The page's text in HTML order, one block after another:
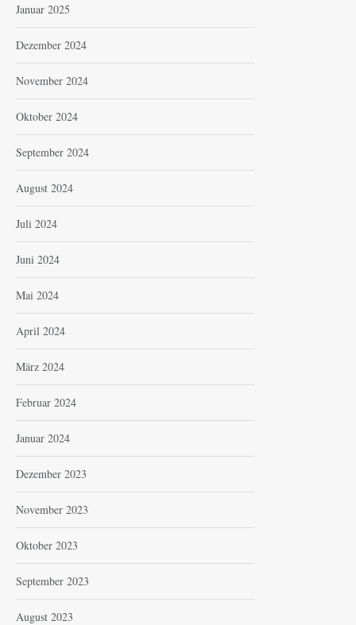
Januar 2025
Dezember 2024
November 2024
Oktober 2024
September 2024
August 2024
Juli 2024
Juni 2024
Mai 2024
April 2024
März 2024
Februar 2024
Januar 2024
Dezember 2023
November 2023
Oktober 2023
September 2023
August 2023